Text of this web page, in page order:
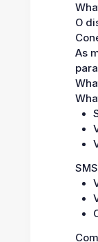
O
As